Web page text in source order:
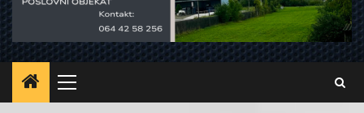
Primary
Menu